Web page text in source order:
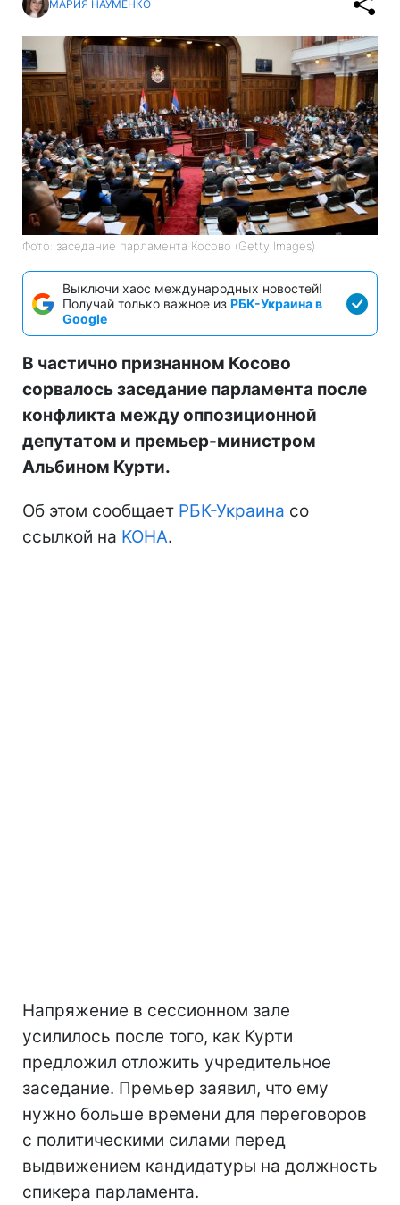
МАРИЯ НАУМЕНКО
Фото: заседание парламента Косово (Getty Images)
Выключи хаос международных новостей!
Получай только важное из РБК-Украина в
Google
В частично признанном Косово
сорвалось заседание парламента после
конфликта между оппозиционной
депутатом и премьер-министром
Альбином Курти.
Об этом сообщает РБК-Украина со
ссылкой на KOHA.
Напряжение в сессионном зале
усилилось после того, как Курти
предложил отложить учредительное
заседание. Премьер заявил, что ему
нужно больше времени для переговоров
с политическими силами перед
выдвижением кандидатуры на должность
спикера парламента.